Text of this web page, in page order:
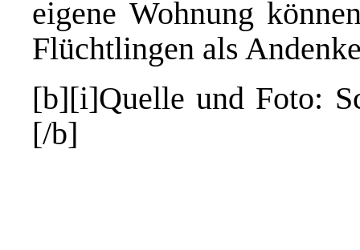
eigene Wohnung
Flüchtlingen als
[b][i]Quelle und Foto:
[/b]